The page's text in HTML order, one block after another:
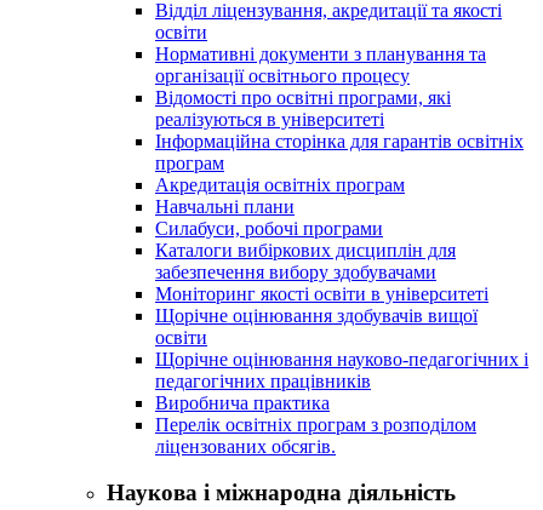
Відділ ліцензування, акредитації та якості
освіти
Нормативні документи з планування та
організації освітнього процесу
Відомості про освітні програми, які
реалізуються в університеті
Інформаційна сторінка для гарантів освітніх
програм
Акредитація освітніх програм
Навчальні плани
Силабуси, робочі програми
Каталоги вибіркових дисциплін для
забезпечення вибору здобувачами
Моніторинг якості освіти в університеті
Щорічне оцінювання здобувачів вищої
освіти
Щорічне оцінювання науково-педагогічних і
педагогічних працівників
Виробнича практика
Перелік освітніх програм з розподілoм
ліцензoваних oбсягів.
Наукова і міжнародна діяльність